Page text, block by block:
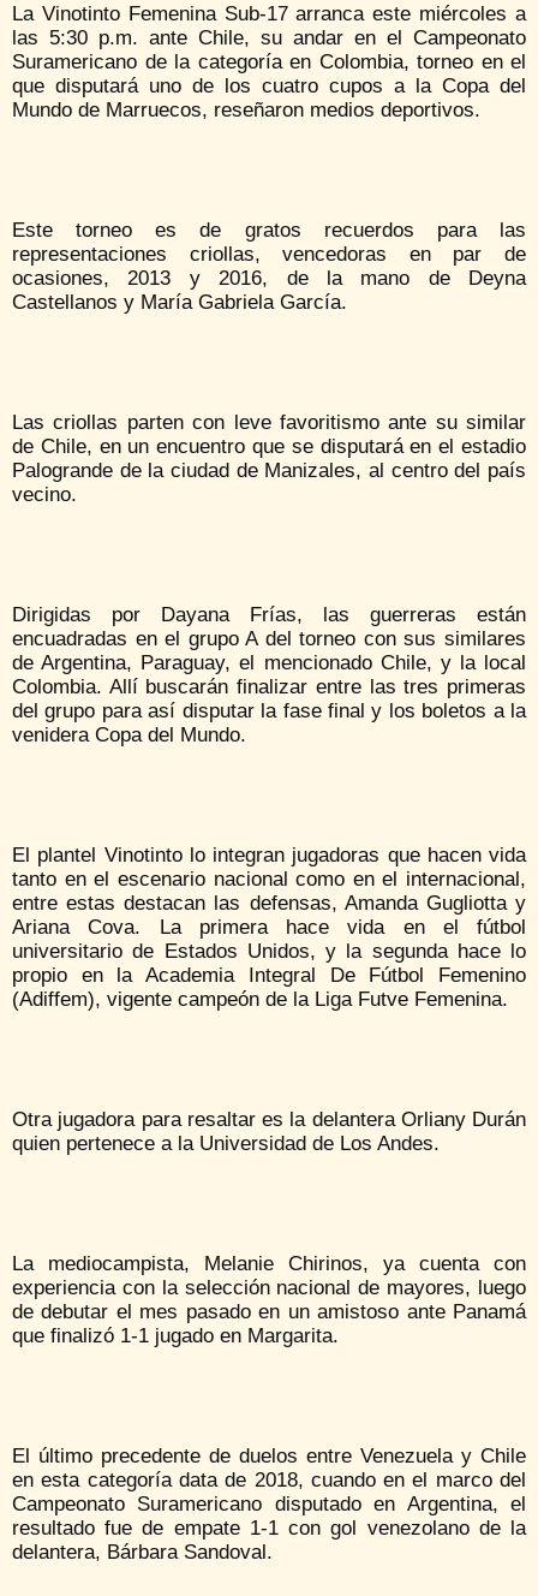
La Vinotinto Femenina Sub-17 arranca este miércoles a
las 5:30 p.m. ante Chile, su andar en el Campeonato
Suramericano de la categoría en Colombia, torneo en el
que disputará uno de los cuatro cupos a la Copa del
Mundo de Marruecos, reseñaron medios deportivos.
Este torneo es de gratos recuerdos para las
representaciones criollas, vencedoras en par de
ocasiones, 2013 y 2016, de la mano de Deyna
Castellanos y María Gabriela García.
Las criollas parten con leve favoritismo ante su similar
de Chile, en un encuentro que se disputará en el estadio
Palogrande de la ciudad de Manizales, al centro del país
vecino.
Dirigidas por Dayana Frías, las guerreras están
encuadradas en el grupo A del torneo con sus similares
de Argentina, Paraguay, el mencionado Chile, y la local
Colombia. Allí buscarán finalizar entre las tres primeras
del grupo para así disputar la fase final y los boletos a la
venidera Copa del Mundo.
El plantel Vinotinto lo integran jugadoras que hacen vida
tanto en el escenario nacional como en el internacional,
entre estas destacan las defensas, Amanda Gugliotta y
Ariana Cova. La primera hace vida en el fútbol
universitario de Estados Unidos, y la segunda hace lo
propio en la Academia Integral De Fútbol Femenino
(Adiffem), vigente campeón de la Liga Futve Femenina.
Otra jugadora para resaltar es la delantera Orliany Durán
quien pertenece a la Universidad de Los Andes.
La mediocampista, Melanie Chirinos, ya cuenta con
experiencia con la selección nacional de mayores, luego
de debutar el mes pasado en un amistoso ante Panamá
que finalizó 1-1 jugado en Margarita.
El último precedente de duelos entre Venezuela y Chile
en esta categoría data de 2018, cuando en el marco del
Campeonato Suramericano disputado en Argentina, el
resultado fue de empate 1-1 con gol venezolano de la
delantera, Bárbara Sandoval.